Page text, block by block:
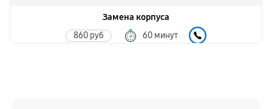
Замена корпуса
860 руб 60 минут